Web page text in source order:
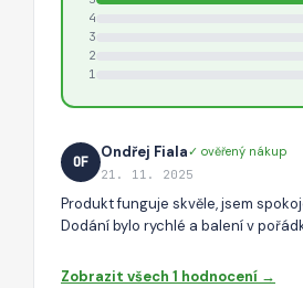
4
3
2
1
OF
Ondřej Fiala✓ ověřený nákup
21. 11. 2025
Produkt funguje skvěle, jsem
Dodání bylo rychlé a balení v
Zobrazit všech 1 hodnocení →